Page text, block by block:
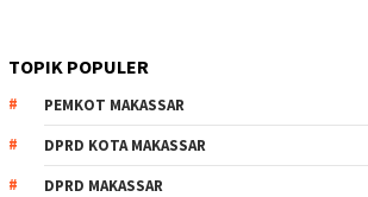
TOPIK POPULER
PEMKOT MAKASSAR
DPRD KOTA MAKASSAR
DPRD MAKASSAR